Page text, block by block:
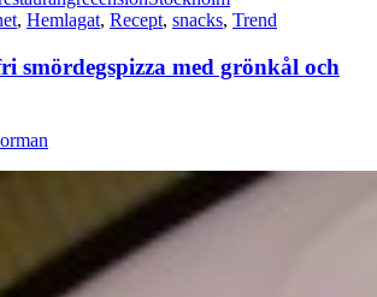
, Hemlagat, Recept, snacks, Trend
smördegspizza med grönkål och